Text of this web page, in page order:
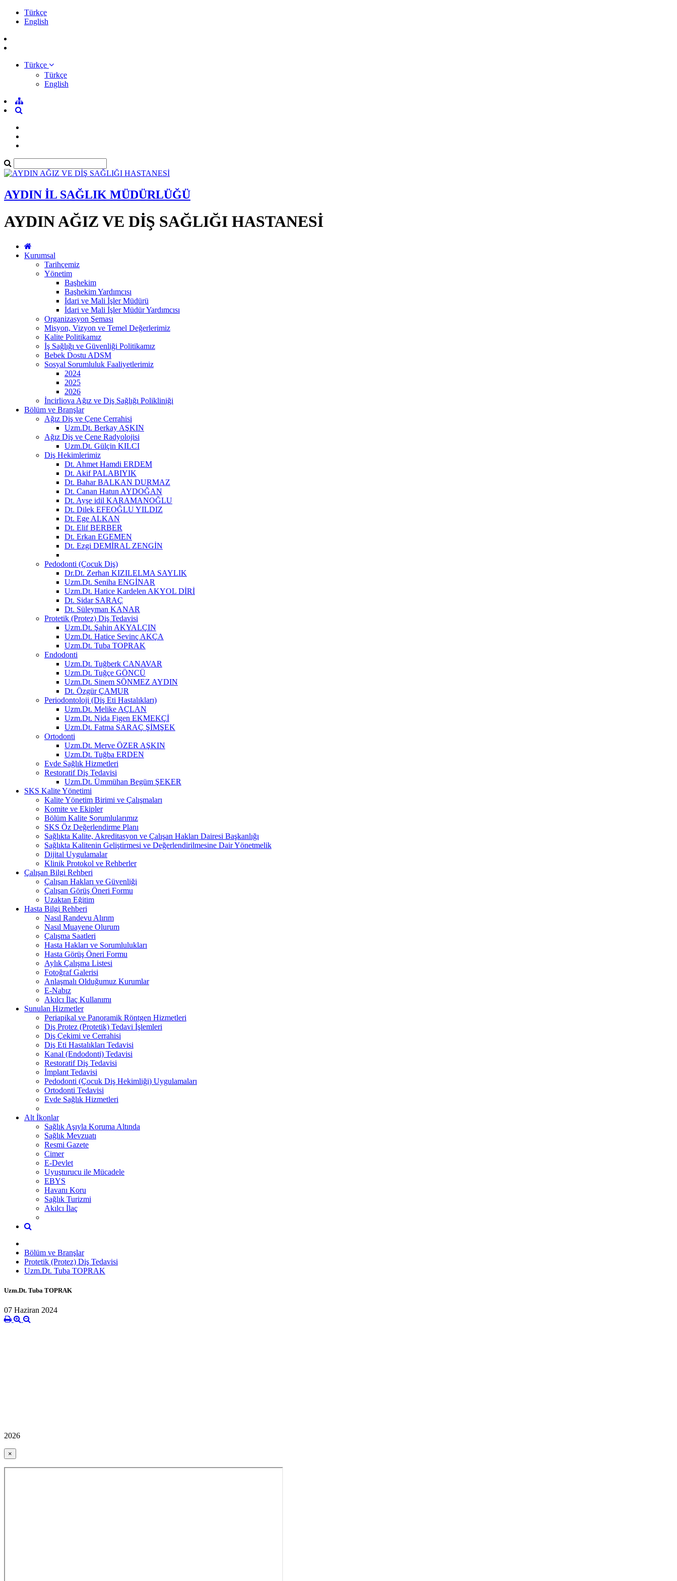
Türkçe
English
Türkçe
Türkçe
English
AYDIN İL SAĞLIK MÜDÜRLÜĞÜ
AYDIN AĞIZ VE DİŞ SAĞLIĞI HASTANESİ
Kurumsal
Tarihçemiz
Yönetim
Başhekim
Başhekim Yardımcısı
İdari ve Mali İşler Müdürü
İdari ve Mali İşler Müdür Yardımcısı
Organizasyon Şeması
Misyon, Vizyon ve Temel Değerlerimiz
Kalite Politikamız
İş Sağlığı ve Güvenliği Politikamız
Bebek Dostu ADSM
Sosyal Sorumluluk Faaliyetlerimiz
2024
2025
2026
İncirliova Ağız ve Diş Sağlığı Polikliniği
Bölüm ve Branşlar
Ağız Diş ve Çene Cerrahisi
Uzm.Dt. Berkay AŞKIN
Ağız Diş ve Çene Radyolojisi
Uzm.Dt. Gülçin KILCI
Diş Hekimlerimiz
Dt. Ahmet Hamdi ERDEM
Dt. Akif PALABIYIK
Dt. Bahar BALKAN DURMAZ
Dt. Canan Hatun AYDOĞAN
Dt. Ayşe idil KARAMANOĞLU
Dt. Dilek EFEOĞLU YILDIZ
Dt. Ege ALKAN
Dt. Elif BERBER
Dt. Erkan EGEMEN
Dt. Ezgi DEMİRAL ZENGİN
Pedodonti (Çocuk Diş)
Dr.Dt. Zerhan KIZILELMA SAYLIK
Uzm.Dt. Seniha ENGİNAR
Uzm.Dt. Hatice Kardelen AKYOL DİRİ
Dt. Sidar SARAÇ
Dt. Süleyman KANAR
Protetik (Protez) Diş Tedavisi
Uzm.Dt. Şahin AKYALÇIN
Uzm.Dt. Hatice Sevinç AKÇA
Uzm.Dt. Tuba TOPRAK
Endodonti
Uzm.Dt. Tuğberk CANAVAR
Uzm.Dt. Tuğçe GÖNCÜ
Uzm.Dt. Sinem SÖNMEZ AYDIN
Dt. Özgür ÇAMUR
Periodontoloji (Diş Eti Hastalıkları)
Uzm.Dt. Melike AÇLAN
Uzm.Dt. Nida Figen EKMEKÇİ
Uzm.Dt. Fatma SARAÇ ŞİMŞEK
Ortodonti
Uzm.Dt. Merve ÖZER AŞKIN
Uzm.Dt. Tuğba ERDEN
Evde Sağlık Hizmetleri
Restoratif Diş Tedavisi
Uzm.Dt. Ümmühan Begüm ŞEKER
SKS Kalite Yönetimi
Kalite Yönetim Birimi ve Çalışmaları
Komite ve Ekipler
Bölüm Kalite Sorumlularımız
SKS Öz Değerlendirme Planı
Sağlıkta Kalite, Akreditasyon ve Çalışan Hakları Dairesi Başkanlığı
Sağlıkta Kalitenin Geliştirmesi ve Değerlendirilmesine Dair Yönetmelik
Dijital Uygulamalar
Klinik Protokol ve Rehberler
Çalışan Bilgi Rehberi
Çalışan Hakları ve Güvenliği
Çalışan Görüş Öneri Formu
Uzaktan Eğitim
Hasta Bilgi Rehberi
Nasıl Randevu Alırım
Nasıl Muayene Olurum
Çalışma Saatleri
Hasta Hakları ve Sorumlulukları
Hasta Görüş Öneri Formu
Aylık Çalışma Listesi
Fotoğraf Galerisi
Anlaşmalı Olduğumuz Kurumlar
E-Nabız
Akılcı İlaç Kullanımı
Sunulan Hizmetler
Periapikal ve Panoramik Röntgen Hizmetleri
Diş Protez (Protetik) Tedavi İşlemleri
Diş Çekimi ve Cerrahisi
Diş Eti Hastalıkları Tedavisi
Kanal (Endodonti) Tedavisi
Restoratif Diş Tedavisi
İmplant Tedavisi
Pedodonti (Çocuk Diş Hekimliği) Uygulamaları
Ortodonti Tedavisi
Evde Sağlık Hizmetleri
Alt İkonlar
Sağlık Aşıyla Koruma Altında
Sağlık Mevzuatı
Resmi Gazete
Cimer
E-Devlet
Uyuşturucu ile Mücadele
EBYS
Havanı Koru
Sağlık Turizmi
Akılcı İlaç
Bölüm ve Branşlar
Protetik (Protez) Diş Tedavisi
Uzm.Dt. Tuba TOPRAK
Uzm.Dt. Tuba TOPRAK
07 Haziran 2024
2026
×